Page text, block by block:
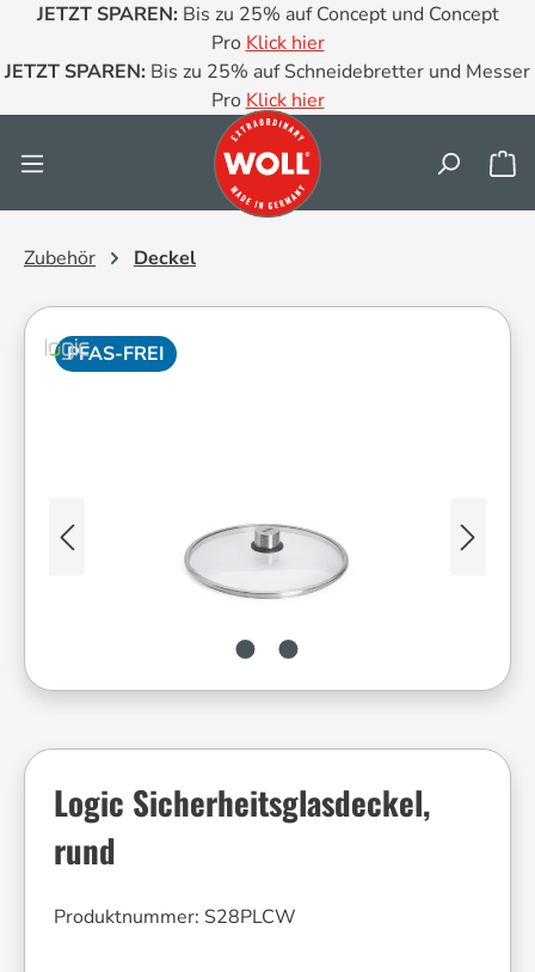
Zum Hauptinhalt springen
JETZT SPAREN: Bis zu 25% auf Concept und Concept
Pro Klick hier
JETZT SPAREN: Bis zu 25% auf Schneidebretter und Messer
Pro Klick hier
Zubehör Deckel
PFAS-FREI
Logic Sicherheitsglasdeckel,
rund
Produktnummer: S28PLCW